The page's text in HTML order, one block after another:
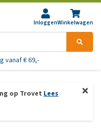
InloggenWinkelwagen
vanaf € 69,-
op Trovet Lees